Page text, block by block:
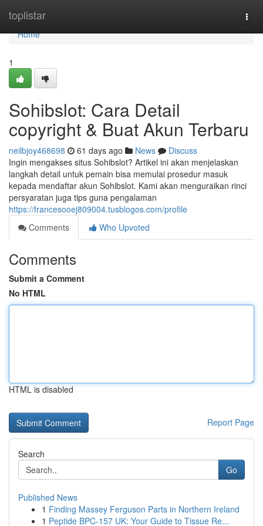
toplistar
Home
Home
1
Sohibslot: Cara Detail
copyright & Buat Akun Terbaru
neilbjoy468698 61 days ago News
Discuss
Ingin mengakses situs Sohibslot? Artikel ini akan menjelaskan
langkah detail untuk pemain bisa memulai prosedur masuk
kepada mendaftar akun Sohibslot. Kami akan menguraikan rinci
persyaratan juga tips guna pengalaman
https://francesooej809004.tusblogos.com/profile
Comments
Who Upvoted
Comments
Submit a Comment
No HTML
HTML is disabled
Report Page
Search
Go
Published News
1 Finding Massey Ferguson Parts in Northern Ireland
1 Peptide BPC-157 UK: Your Guide to Tissue Re...